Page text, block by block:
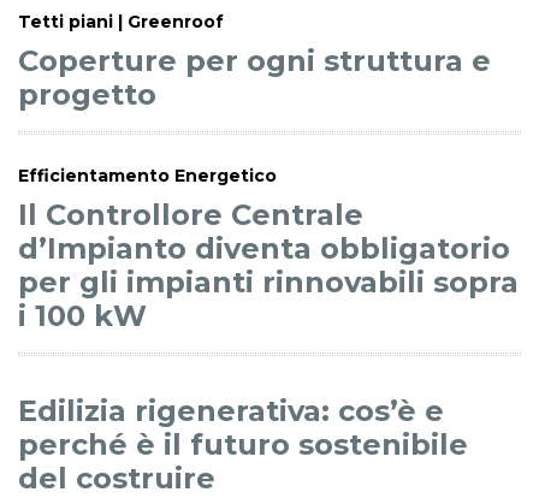
Tetti piani | Greenroof
Coperture per ogni struttura e
progetto
Efficientamento Energetico
Il Controllore Centrale
d’Impianto diventa obbligatorio
per gli impianti rinnovabili sopra
i 100 kW
Edilizia rigenerativa: cos’è e
perché è il futuro sostenibile
del costruire